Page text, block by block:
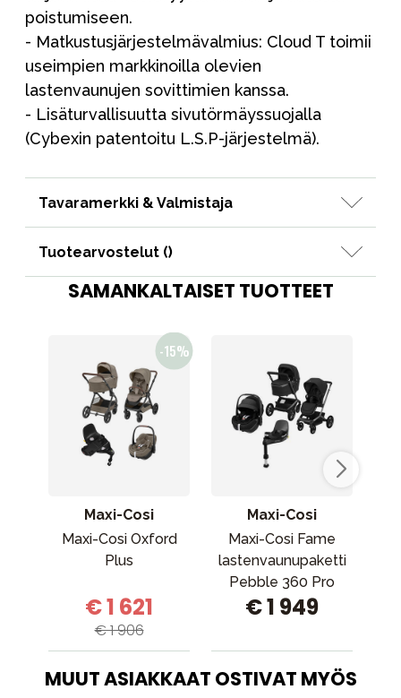
poistumiseen.
- Matkustusjärjestelmävalmius: Cloud T toimii
useimpien markkinoilla olevien
lastenvaunujen sovittimien kanssa.
- Lisäturvallisuutta sivutörmäyssuojalla
(Cybexin patentoitu L.S.P-järjestelmä).
Tavaramerkki & Valmistaja
Tuotearvostelut ()
SAMANKALTAISET TUOTTEET
Maxi-Cosi
Maxi-Cosi Oxford
Plus
€ 1 621
€ 1 906
Maxi-Cosi
Maxi-Cosi Fame
lastenvaunupaketti
Pebble 360 Pro
€ 1 949
MUUT ASIAKKAAT OSTIVAT MYÖS